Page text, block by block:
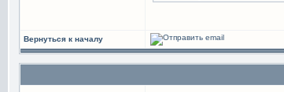
Вернуться к началу